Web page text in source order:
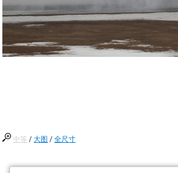
中等 /大图 /全尺寸